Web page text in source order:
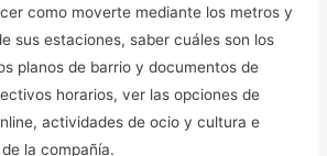
como moverte mediante los metros y
sus estaciones, saber cuáles son los
planos de barrio y documentos de
horarios, ver las opciones de
actividades de ocio y cultura e
la compañía.